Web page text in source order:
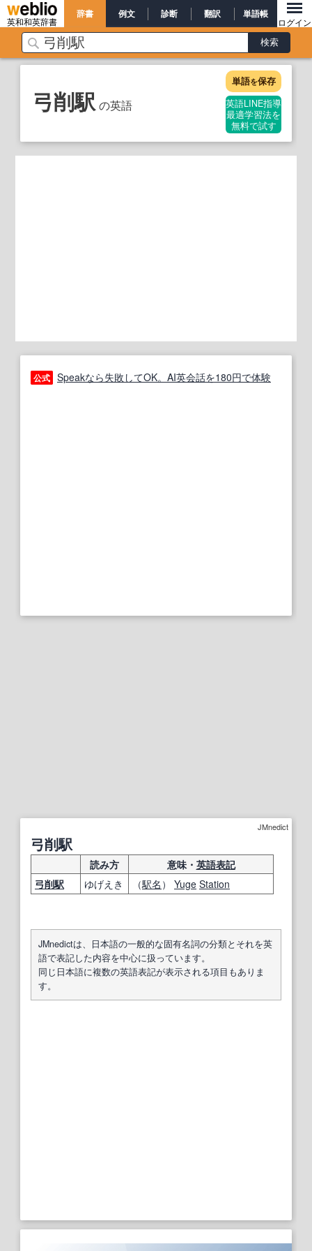
英和和英辞書
辞書 例文 診断 翻訳 単語帳
ログイン
弓削駅 の英語
単語を保存
英語LINE指導
最適学習法を
無料で試す
公式 Speakなら失敗してOK。AI英会話を180円で体験
JMnedict
弓削駅
読み方 意味・ 英語表記
弓削駅 ゆげえき （駅名 ） Yuge Station
JMnedictは、日本語の一般的な固有名詞の分類とそれを英
語で表記した内容を中心に扱っています。
同じ日本語に複数の英語表記が表示される項目もありま
す。